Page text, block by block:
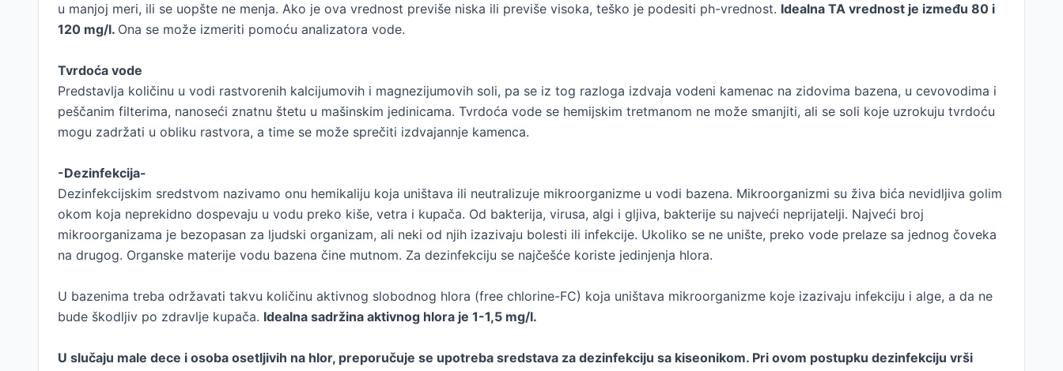
u manjoj meri, ili se uopšte ne menja. Ako je ova vrednost previše niska ili previše visoka, teško je podesiti ph-vrednost. Idealna TA vrednost je između 80 i
120 mg/l. Ona se može izmeriti pomoću analizatora vode.
Tvrdoća vode
Predstavlja količinu u vodi rastvorenih kalcijumovih i magnezijumovih soli, pa se iz tog razloga izdvaja vodeni kamenac na zidovima bazena, u cevovodima i
peščanim filterima, nanoseći znatnu štetu u mašinskim jedinicama. Tvrdoća vode se hemijskim tretmanom ne može smanjiti, ali se soli koje uzrokuju tvrdoću
mogu zadržati u obliku rastvora, a time se može sprečiti izdvajannje kamenca.
-Dezinfekcija-
Dezinfekcijskim sredstvom nazivamo onu hemikaliju koja uništava ili neutralizuje mikroorganizme u vodi bazena. Mikroorganizmi su živa bića nevidljiva golim
okom koja neprekidno dospevaju u vodu preko kiše, vetra i kupača. Od bakterija, virusa, algi i gljiva, bakterije su najveći neprijatelji. Najveći broj
mikroorganizama je bezopasan za ljudski organizam, ali neki od njih izazivaju bolesti ili infekcije. Ukoliko se ne unište, preko vode prelaze sa jednog čoveka
na drugog. Organske materije vodu bazena čine mutnom. Za dezinfekciju se najčešće koriste jedinjenja hlora.
U bazenima treba održavati takvu količinu aktivnog slobodnog hlora (free chlorine-FC) koja uništava mikroorganizme koje izazivaju infekciju i alge, a da ne
bude škodljiv po zdravlje kupača. Idealna sadržina aktivnog hlora je 1-1,5 mg/l.
U slučaju male dece i osoba osetljivih na hlor, preporučuje se upotreba sredstava za dezinfekciju sa kiseonikom. Pri ovom postupku dezinfekciju vrši